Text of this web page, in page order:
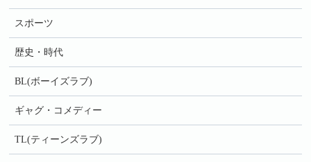
スポーツ
歴史・時代
BL(ボーイズラブ)
ギャグ・コメディー
TL(ティーンズラブ)